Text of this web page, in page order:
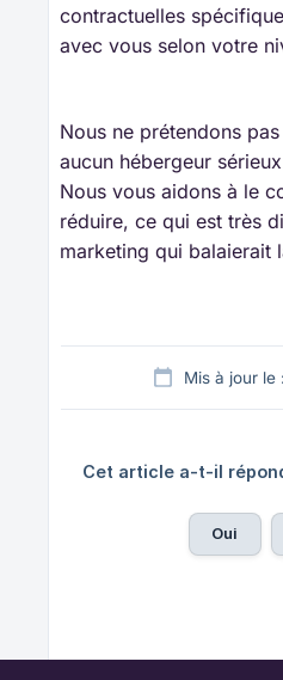
contractuelles
avec vous selon votre
Nous ne prétendons
aucun hébergeur
Nous vous aidons à le
réduire, ce qui est très
marketing qui balaierait
Mis à jour
Cet article a-t-il
Oui